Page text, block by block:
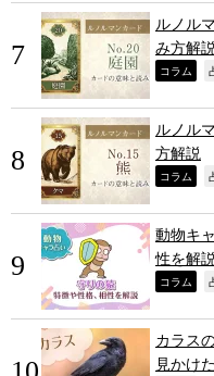
ルノル
み方解説
コラム
ルノル
方解説
コラム
動物キ
性を解説
コラム
カラス
見かけ